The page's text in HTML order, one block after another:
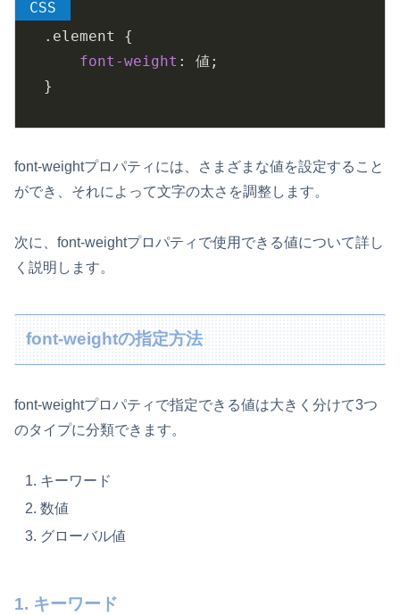
.element
{
font-weight : 値;
}
font-weightプロパティには、さまざまな値を設定すること
ができ、それによって文字の太さを調整します。
次に、font-weightプロパティで使用できる値について詳し
く説明します。
font-weightの指定方法
font-weightプロパティで指定できる値は大きく分けて3つ
のタイプに分類できます。
キーワード
数値
グローバル値
1. キーワード